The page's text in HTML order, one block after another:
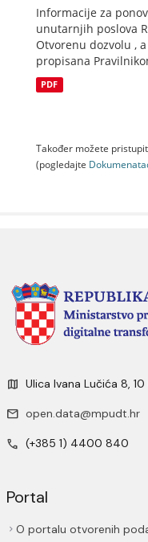
Informacije za
unutarnjih poslova
Otvorenu dozvolu ,
propisana
PDF
Također možete
(pogledajte